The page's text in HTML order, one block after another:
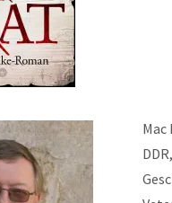
Mac